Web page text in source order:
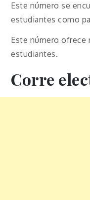
Este número se
estudiantes como
Este número ofrece
estudiantes.
Corre